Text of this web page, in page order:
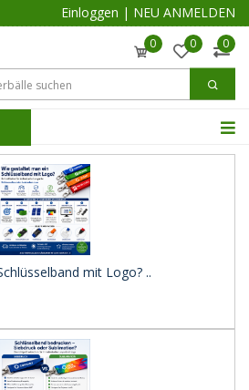
Einloggen | NEU ANMELDEN
0 0 0
mit Logo? ..